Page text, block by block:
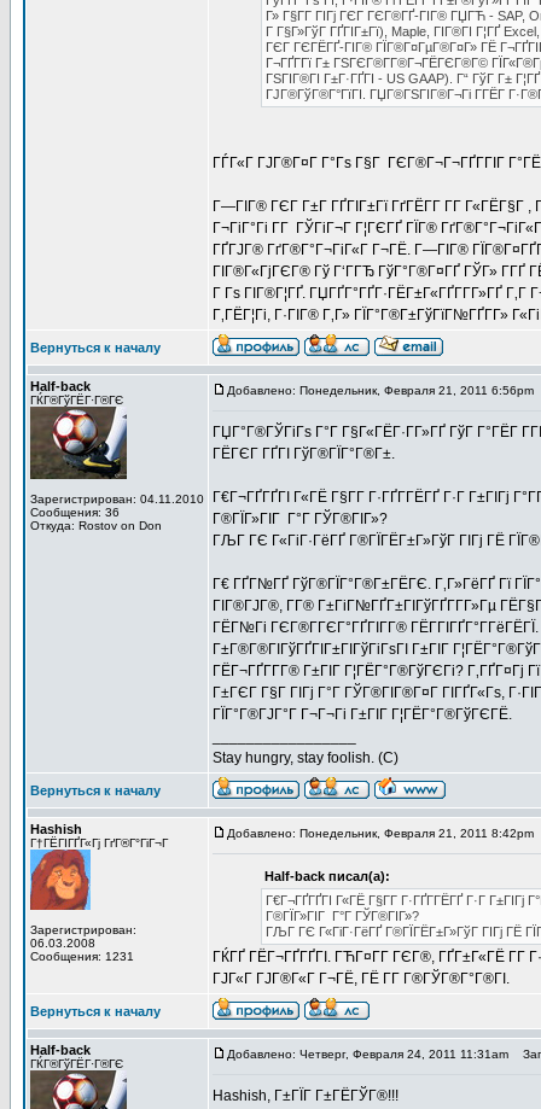
Г» Г§Г­Г ГІГј ГЄГ ГЄГ®ГҐ-ГІГ® ГЏГЋ - SAP,
Г Г§Г»ГўГ ГҐГІГ±Гї), Maple, ГІГ®ГІ Г¦ГҐ
ГЄГ ГЄГЁГҐ-ГІГ® ГЇГ®Г¤ГµГ®Г¤Г» ГЁ
Г¬ГҐГ­Гї Г± ГЅГЄГ®Г­Г®Г¬ГЁГЄГ®Г©
ГЅГІГ®ГІ Г±Г·ГҐГІ - US GAAP). Г“ ГўГ Г±
ГЈГ®ГўГ®Г°ГїГІ. ГЏГ®ГЅГІГ®Г¬Гі Г­ГЁГ
ГЃГ«Г ГЈГ®Г¤Г Г°Гѕ Г§Г ГЄГ®Г¬Г¬ГҐГ­ГІГ
Г—ГІГ® ГЄГ Г±Г ГҐГІГ±Гї ГґГЁГ­Г Г­Г Г«ГЁГ§Г ,
Г¬ГіГ°Гі Г­Г ГЎГіГ¬Г Г¦ГЄГҐ ГЇГ®
ГҐГЈГ® ГґГ®Г°Г¬ГіГ«Г Г¬ГЁ. Г—ГІГ®
ГІГ®Г«ГјГЄГ® Гў Г‘ГГЂ ГўГ°Г®Г¤ГҐ ГЎГ» Г­ГҐ
Г Гѕ ГІГ®Г¦ГҐ. ГЏГҐГ°ГҐГ·ГЁГ±Г«ГҐГ­Г­Г»ГҐ
Г‚ГЁГ¦Гі, Г·ГІГ® Г‚Г» ГЇГ°Г®Г±ГўГїГ№ГҐГ­Г»
Вернуться к началу
Half-back
ГЌГ®ГўГЁГ·Г®ГЄ
Зарегистрирован: 04.11.2010
Сообщения: 36
Откуда: Rostov on Don
Добавлено: Понедельник, Февраля 21, 2011 6:56pm
ГЏГ°Г®ГЎГіГѕ Г°Г Г§Г«ГЁГ·Г­Г»ГҐ ГўГ Г°ГЁГ
ГЁГЄГ ГҐГІ ГўГ®ГЇГ°Г®Г±.
Г€Г¬ГҐГҐГІ Г«ГЁ Г§Г­Г Г·ГҐГ­ГЁГҐ Г·Г Г±ГІГј
Г®ГЇГ»ГІГ Г°Г ГЎГ®ГІГ»?
ГЉГ ГЄ Г«ГіГ·ГёГҐ Г®ГЇГЁГ±Г»ГўГ ГІГј ГЁ
Г€ ГҐГ№ГҐ ГўГ®ГЇГ°Г®Г±ГЁГЄ. Г‚Г»ГёГҐ Гї
ГІГ®ГЈГ®, Г­Г® Г±ГіГ№ГҐГ±ГІГўГҐГ­Г­Г»Гµ
ГЁГ№Гі ГЄГ®Г­ГЄГ°ГҐГІГ­Г®
Г±Г®Г®ГІГўГҐГІГ±ГІГўГіГѕГІ Г±ГІГ
ГЁГ¬ГҐГ­Г­Г® Г±ГІГ Г¦ГЁГ°Г®ГўГЄГі? Г‚ГҐГ¤Гј
Г±ГЄГ Г§Г ГІГј Г°Г ГЎГ®ГІГ®Г¤Г ГІГҐГ«Гѕ,
ГЇГ°Г®ГЈГ°Г Г¬Г¬Гі Г±ГІГ Г¦ГЁГ°Г®ГўГЄГЁ.
Stay hungry, stay foolish. (C)
Вернуться к началу
Hashish
Г†ГЁГІГҐГ«Гј ГґГ®Г°ГіГ¬Г
Зарегистрирован:
06.03.2008
Сообщения: 1231
Добавлено: Понедельник, Февраля 21, 2011 8:42pm
Half-back писал(а):
Г€Г¬ГҐГҐГІ Г«ГЁ Г§Г­Г Г·ГҐГ­ГЁГҐ Г·Г
Г®ГЇГ»ГІГ Г°Г ГЎГ®ГІГ»?
ГЉГ ГЄ Г«ГіГ·ГёГҐ Г®ГЇГЁГ±Г»ГўГ ГІГј ГЁ
ГЌГҐ ГЁГ¬ГҐГҐГІ. ГЋГ¤Г­Г ГЄГ®, ГҐГ±Г«ГЁ Г­Г
ГЈГ«Г ГЈГ®Г«Г Г¬ГЁ, ГЁ Г­Г Г®ГЎГ®Г°Г®ГІ.
Вернуться к началу
Half-back
ГЌГ®ГўГЁГ·Г®ГЄ
Добавлено: Четверг, Февраля 24, 2011 11:31am
Hashish, Г±ГЇГ Г±ГЁГЎГ®!!!